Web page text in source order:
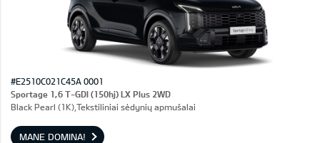
#E2510C021C45A 0001
Sportage 1,6 T-GDI (150hj) LX Plus 2WD
Black Pearl (1K),Tekstiliniai sėdynių apmušalai
MANE DOMINA!